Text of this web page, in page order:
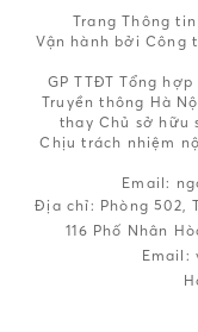
Trang Thông
Vận hành bởi Công
GP TTĐT Tổng
Truyền thông Hà
thay Chủ sở hữu
Chịu trách nhiệm
Email:
Địa chỉ: Phòng 502,
116 Phố Nhân
Email: